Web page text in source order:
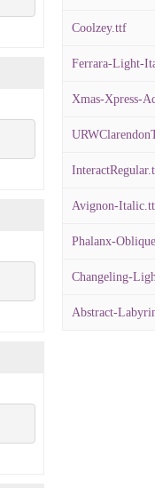
Coolzey.ttf
Ferrara-Light-
Xmas-Xpress-
Avignon-
Phalanx-
Changeling-
Abstract-